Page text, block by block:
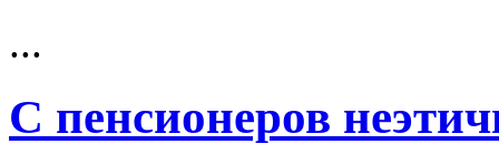
...
С пенсионеров